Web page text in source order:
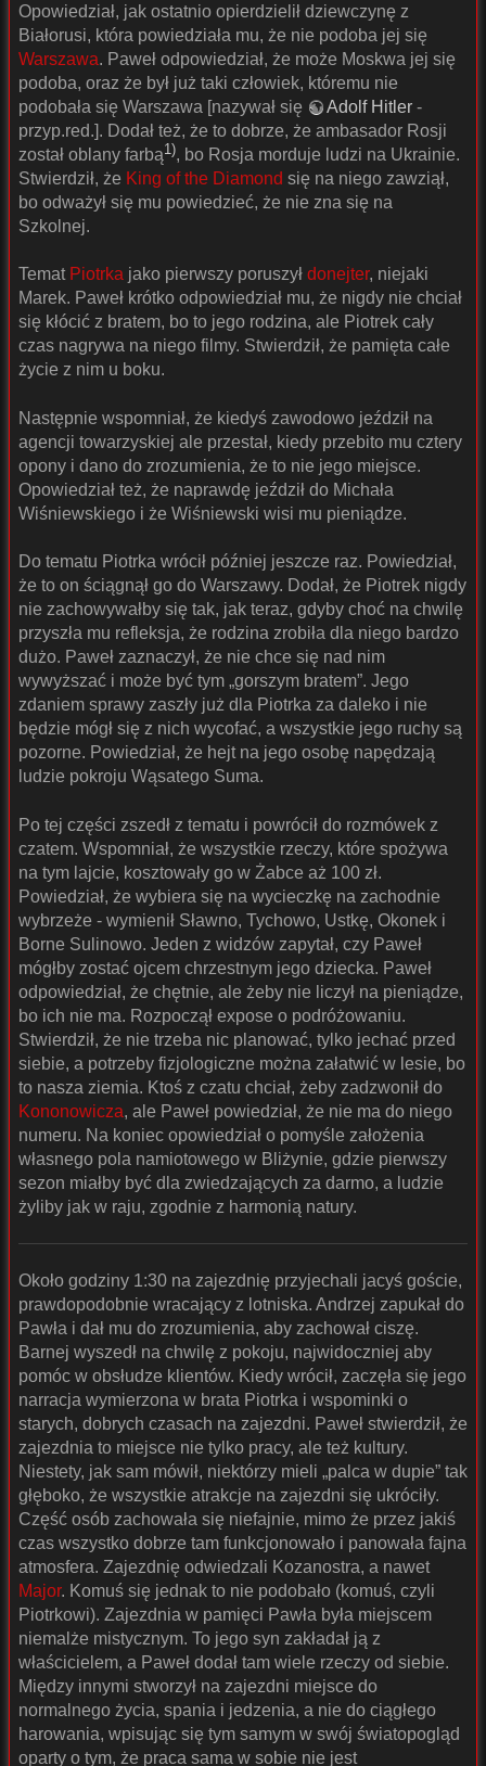
Opowiedział, jak ostatnio opierdzielił dziewczynę z
Białorusi, która powiedziała mu, że nie podoba jej się
Warszawa. Paweł odpowiedział, że może Moskwa jej się
podoba, oraz że był już taki człowiek, któremu nie
podobała się Warszawa [nazywał się
Adolf Hitler -
przyp.red.]. Dodał też, że to dobrze, że ambasador Rosji
został oblany farbą1), bo Rosja morduje ludzi na Ukrainie.
Stwierdził, że King of the Diamond się na niego zawziął,
bo odważył się mu powiedzieć, że nie zna się na
Szkolnej.
Temat Piotrka jako pierwszy poruszył donejter, niejaki
Marek. Paweł krótko odpowiedział mu, że nigdy nie chciał
się kłócić z bratem, bo to jego rodzina, ale Piotrek cały
czas nagrywa na niego filmy. Stwierdził, że pamięta całe
życie z nim u boku.
Następnie wspomniał, że kiedyś zawodowo jeździł na
agencji towarzyskiej ale przestał, kiedy przebito mu cztery
opony i dano do zrozumienia, że to nie jego miejsce.
Opowiedział też, że naprawdę jeździł do Michała
Wiśniewskiego i że Wiśniewski wisi mu pieniądze.
Do tematu Piotrka wrócił później jeszcze raz. Powiedział,
że to on ściągnął go do Warszawy. Dodał, że Piotrek nigdy
nie zachowywałby się tak, jak teraz, gdyby choć na chwilę
przyszła mu refleksja, że rodzina zrobiła dla niego bardzo
dużo. Paweł zaznaczył, że nie chce się nad nim
wywyższać i może być tym „gorszym bratem”. Jego
zdaniem sprawy zaszły już dla Piotrka za daleko i nie
będzie mógł się z nich wycofać, a wszystkie jego ruchy są
pozorne. Powiedział, że hejt na jego osobę napędzają
ludzie pokroju Wąsatego Suma.
Po tej części zszedł z tematu i powrócił do rozmówek z
czatem. Wspomniał, że wszystkie rzeczy, które spożywa
na tym lajcie, kosztowały go w Żabce aż 100 zł.
Powiedział, że wybiera się na wycieczkę na zachodnie
wybrzeże - wymienił Sławno, Tychowo, Ustkę, Okonek i
Borne Sulinowo. Jeden z widzów zapytał, czy Paweł
mógłby zostać ojcem chrzestnym jego dziecka. Paweł
odpowiedział, że chętnie, ale żeby nie liczył na pieniądze,
bo ich nie ma. Rozpoczął expose o podróżowaniu.
Stwierdził, że nie trzeba nic planować, tylko jechać przed
siebie, a potrzeby fizjologiczne można załatwić w lesie, bo
to nasza ziemia. Ktoś z czatu chciał, żeby zadzwonił do
Kononowicza, ale Paweł powiedział, że nie ma do niego
numeru. Na koniec opowiedział o pomyśle założenia
własnego pola namiotowego w Bliżynie, gdzie pierwszy
sezon miałby być dla zwiedzających za darmo, a ludzie
żyliby jak w raju, zgodnie z harmonią natury.
Około godziny 1:30 na zajezdnię przyjechali jacyś goście,
prawdopodobnie wracający z lotniska. Andrzej zapukał do
Pawła i dał mu do zrozumienia, aby zachował ciszę.
Barnej wyszedł na chwilę z pokoju, najwidoczniej aby
pomóc w obsłudze klientów. Kiedy wrócił, zaczęła się jego
narracja wymierzona w brata Piotrka i wspominki o
starych, dobrych czasach na zajezdni. Paweł stwierdził, że
zajezdnia to miejsce nie tylko pracy, ale też kultury.
Niestety, jak sam mówił, niektórzy mieli „palca w dupie” tak
głęboko, że wszystkie atrakcje na zajezdni się ukróciły.
Część osób zachowała się niefajnie, mimo że przez jakiś
czas wszystko dobrze tam funkcjonowało i panowała fajna
atmosfera. Zajezdnię odwiedzali Kozanostra, a nawet
Major. Komuś się jednak to nie podobało (komuś, czyli
Piotrkowi). Zajezdnia w pamięci Pawła była miejscem
niemalże mistycznym. To jego syn zakładał ją z
właścicielem, a Paweł dodał tam wiele rzeczy od siebie.
Między innymi stworzył na zajezdni miejsce do
normalnego życia, spania i jedzenia, a nie do ciągłego
harowania, wpisując się tym samym w swój światopogląd
oparty o tym, że praca sama w sobie nie jest